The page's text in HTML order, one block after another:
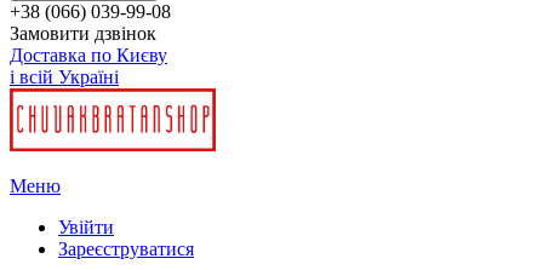
+38 (066) 039-99-08
Замовити дзвінок
Доставка по Києву
і всій Україні
Меню
Увійти
Зареєструватися